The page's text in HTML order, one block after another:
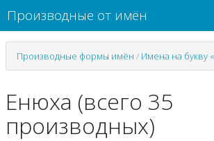
Производные от имён
Производные формы имён / Имена на букву
Енюха (всего 35
производных)